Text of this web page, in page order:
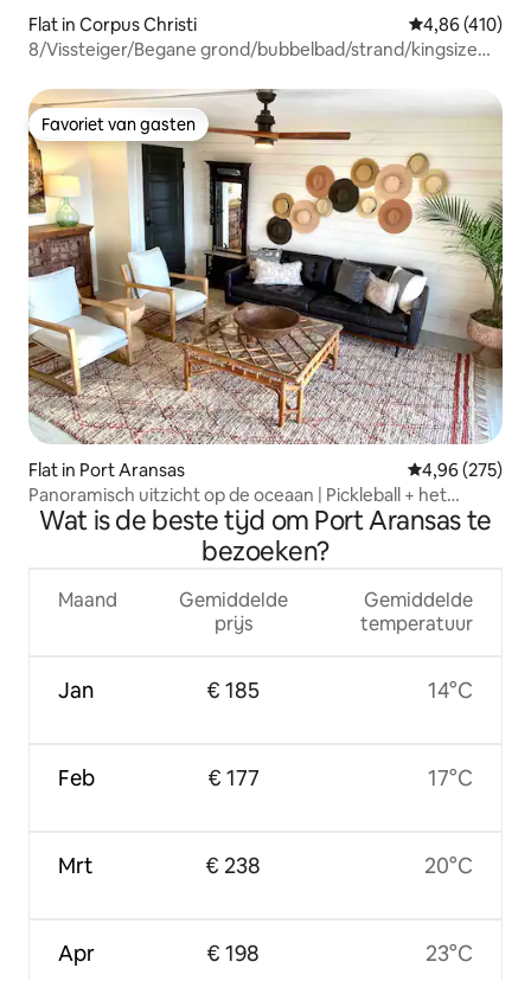
Flat in Corpus Christi Gemiddelde
4,86 (410)
8/Vissteiger/Begane grond/bubbelbad/strand/kingsize
Favoriet van gasten
Favoriet van gasten
Flat in Port Aransas Gemiddelde
4,96 (275)
Panoramisch uitzicht op de oceaan | Pickleball + het
zwembad
Wat is de beste tijd om Port Aransas te
bezoeken?
Maand
Jan
Feb
Mrt
Apr
Gemiddelde
prijs
€ 185
€ 177
€ 238
€ 198
Gemiddelde
temperatuur
14°C
17°C
20°C
23°C